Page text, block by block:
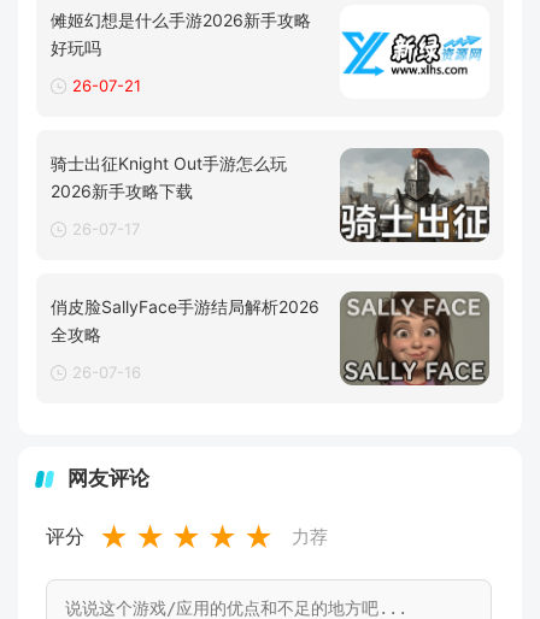
傩姬幻想是什么手游2026新手攻略
好玩吗
26-07-21
骑士出征Knight Out手游怎么玩
2026新手攻略下载
26-07-17
俏皮脸SallyFace手游结局解析2026
全攻略
26-07-16
网友评论
评分 ★ ★ ★ ★ ★ 力荐